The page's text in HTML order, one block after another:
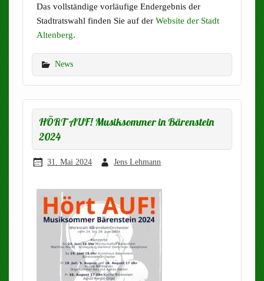
Das vollständige vorläufige Endergebnis der
Stadtratswahl finden Sie auf der Website der Stadt
Altenberg.
News
HÖRT AUF! Musiksommer in Bärenstein
2024
31. Mai 2024 Jens Lehmann